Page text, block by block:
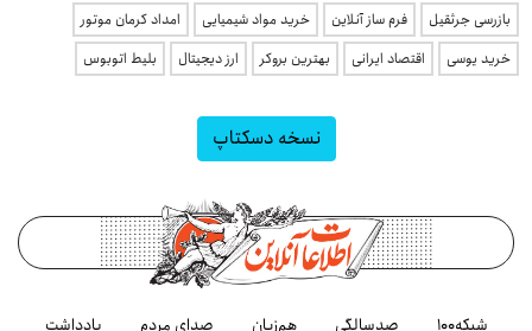
بازرسی جرثقیل فرم ساز آنلاین خرید مواد شیمیایی
امداد کرمان موتور
خرید یوسی
اقتصاد ایرانی بهترین بروکر ارز دیجیتال بلیط اتوبوس
نسخه دسکتاپ
شبکه۱۰۰ صدسالگی هم‌زبان صدای مردم یادداشت